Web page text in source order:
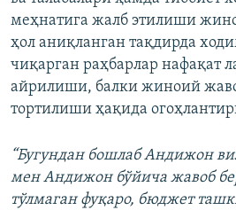
меҳнатига жалб этилиши
ҳол аниқланган тақдирда
чиқарган раҳбарлар нафақат
айрилиши, балки жиноий
тортилиши ҳақида
“Бугундан бошлаб Андижон
мен Андижон бўйича жавоб
тўлмаган фуқаро, бюджет